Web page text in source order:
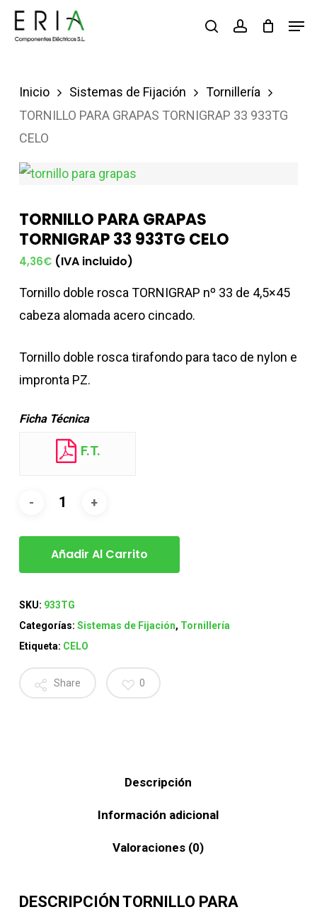
Saltar
buscaraccount
Inicio Sistemas de Fijación
Tornillería
TORNILLO PARA GRAPAS TORNIGRAP 33 933TG
CELO
TORNILLO PARA GRAPAS
TORNIGRAP 33 933TG CELO
4,36€ (IVA incluido)
Tornillo doble rosca TORNIGRAP nº 33 de 4,5×45
cabeza alomada acero cincado.
Tornillo doble rosca tirafondo para taco de nylon e
impronta PZ.
Ficha Técnica
F.T.
Añadir Al Carrito
SKU: 933TG
Categorías: Sistemas de Fijación, Tornillería
Etiqueta: CELO
Share 0
Descripción
Información adicional
Valoraciones (0)
DESCRIPCIÓN TORNILLO PARA